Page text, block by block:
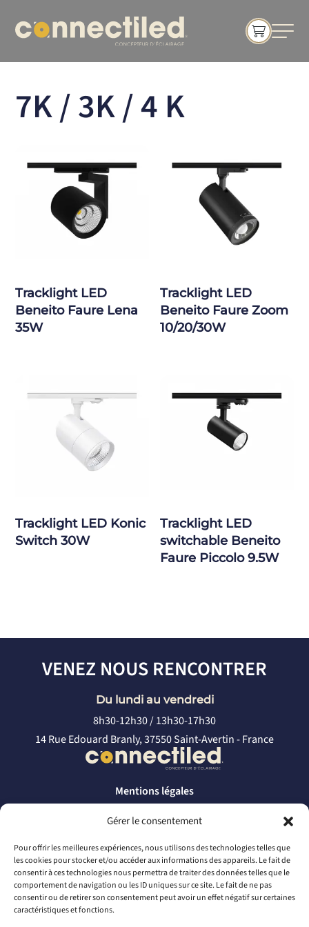
Gérer le consentement
Pour offrir les meilleures expériences, nous utilisons des technologies telles que
les cookies pour stocker et/ou accéder aux informations des appareils. Le fait de
consentir à ces technologies nous permettra de traiter des données telles que le
comportement de navigation ou les ID uniques sur ce site. Le fait de ne pas
consentir ou de retirer son consentement peut avoir un effet négatif sur certaines
caractéristiques et fonctions.
7K / 3K / 4 K
Tracklight LED
Beneito Faure Lena
35W
Tracklight LED
Beneito Faure Zoom
10/20/30W
Tracklight LED Konic
Switch 30W
Tracklight LED
switchable Beneito
Faure Piccolo 9.5W
VENEZ NOUS RENCONTRER
Du lundi au vendredi
8h30-12h30 / 13h30-17h30
14 Rue Edouard Branly, 37550 Saint-Avertin - France
Mentions légales
Politique de confidentialité
CONTACTEZ-NOUS
par téléphone
+33 2 46 65 56 66